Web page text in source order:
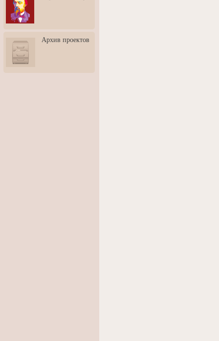
3: Обусловленности
человека и их влияние на
карьеру
скульптором Дмитрием
Тугариновым
АртБульвар в День города
Архив проектов